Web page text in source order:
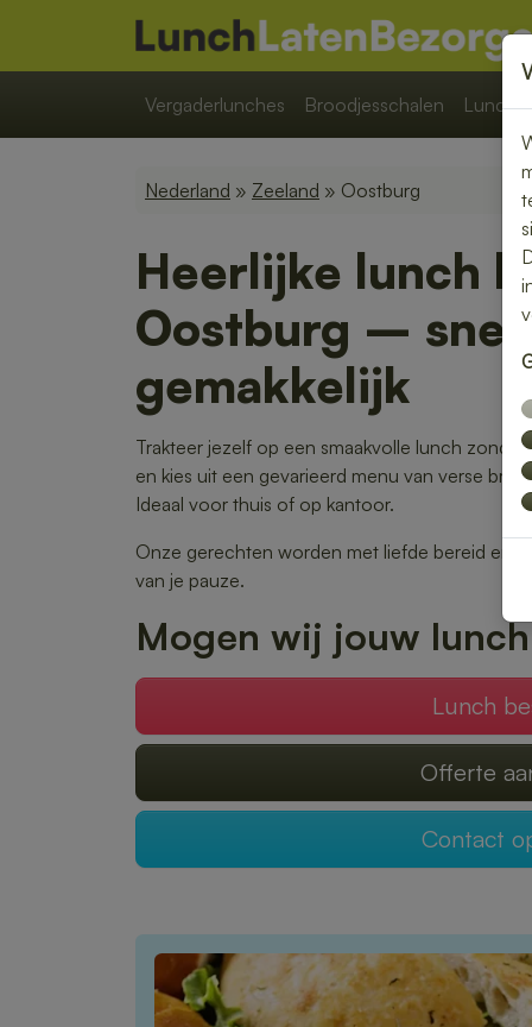
Vergaderlunches Broodjesschalen
Nederland » Zeeland » Oostburg
Heerlijke lunch
Oostburg –
gemakkelijk
Trakteer jezelf op een smaakvolle lunch
en kies uit een gevarieerd menu van verse
Ideaal voor thuis of op kantoor.
Onze gerechten worden met liefde bereid en
van je pauze.
Mogen wij jouw
Lunch
Offerte
Contact